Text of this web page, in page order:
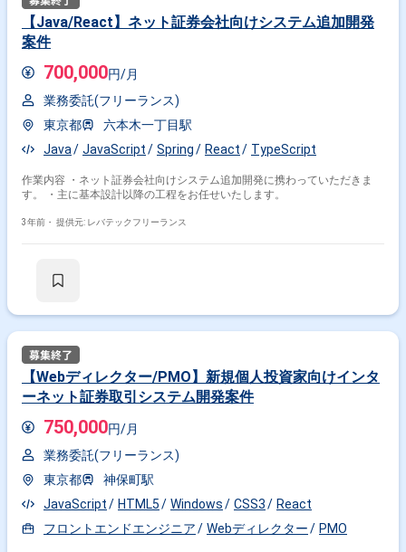
【Java/React】ネット証券会社向けシステム追加開発
案件
700,000円/月
業務委託(フリーランス)
東京都
六本木一丁目駅
Java
JavaScript Spring React TypeScript
作業内容 ・ネット証券会社向けシステム追加開発に携わっていただきま
す。 ・主に基本設計以降の工程をお任せいたします。
3年前・ 提供元: レバテックフリーランス
【Webディレクター/PMO】新規個人投資家向けインタ
ーネット証券取引システム開発案件
750,000円/月
業務委託(フリーランス)
東京都
神保町駅
JavaScript
HTML5 Windows CSS3
React
フロントエンドエンジニア
Webディレクター PMO